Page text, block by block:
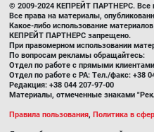
© 2009-2024 КЕПРЕЙТ ПАРТНЕРС. Все
Все права на материалы,
Какое-либо использование
КЕПРЕЙТ ПАРТНЕРС запрещено.
При правомерном использовании
По вопросам рекламы обращайтесь:
Отдел по работе с прямыми
Отдел по работе с РА: Тел./факс: +38
Редакция: +38 044 207-97-00
Материалы, отмеченные знаками
Правила пользования, Политика в